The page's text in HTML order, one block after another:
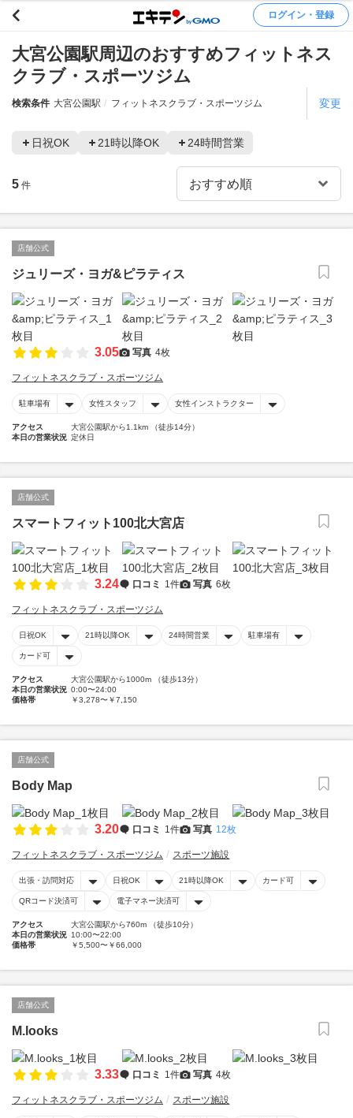
ログイン・登録
大宮公園駅周辺のおすすめフィットネス
クラブ・スポーツジム
検索条件 大宮公園駅 フィットネスクラブ・スポーツジム 変更
日祝OK 21時以降OK 24時間営業
5 件
店舗公式
ジュリーズ・ヨガ&ピラティス
3.05 写真 4枚
フィットネスクラブ・スポーツジム
駐車場有 女性スタッフ 女性インストラクター
アクセス
大宮公園駅から1.1km （徒歩14分）
本日の営業状況 定休日
店舗公式
スマートフィット100北大宮店
3.24 口コミ 1件 写真 6枚
フィットネスクラブ・スポーツジム
日祝OK 21時以降OK 24時間営業 駐車場有
カード可
アクセス
大宮公園駅から1000m （徒歩13分）
本日の営業状況 0:00〜24:00
価格帯
￥3,278〜￥7,150
店舗公式
Body Map
3.20 口コミ 1件 写真 12枚
フィットネスクラブ・スポーツジム スポーツ施設
出張・訪問対応 日祝OK 21時以降OK カード可
QRコード決済可 電子マネー決済可
アクセス
大宮公園駅から760m （徒歩10分）
本日の営業状況 10:00〜22:00
価格帯
￥5,500〜￥66,000
店舗公式
M.looks
3.33 口コミ 1件 写真 4枚
フィットネスクラブ・スポーツジム スポーツ施設